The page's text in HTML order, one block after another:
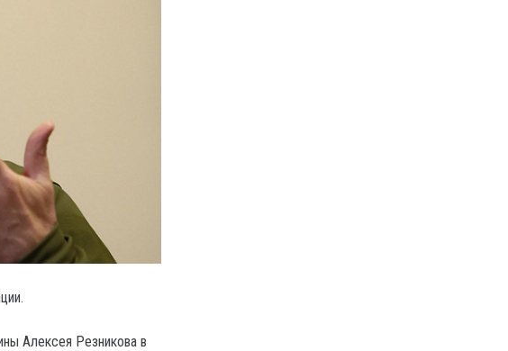
Алексея Резникова в